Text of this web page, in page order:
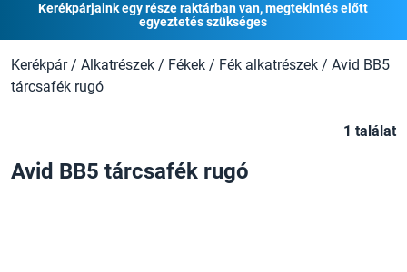
Kerékpárjaink egy része raktárban van, megtekintés előtt
egyeztetés szükséges
Kerékpár / Alkatrészek / Fékek / Fék alkatrészek / Avid BB5
tárcsafék rugó
1 találat
Avid BB5 tárcsafék rugó